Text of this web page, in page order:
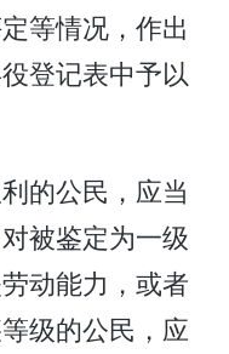
等情况，作出
登记表中予以
的公民，应当
被鉴定为一级
动能力，或者
级的公民，应